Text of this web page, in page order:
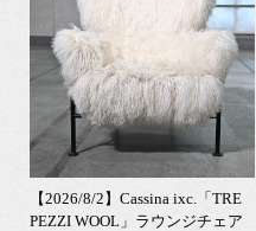
【2026/8/2】Cassina ixc.「TRE
PEZZI WOOL」ラウンジチェア